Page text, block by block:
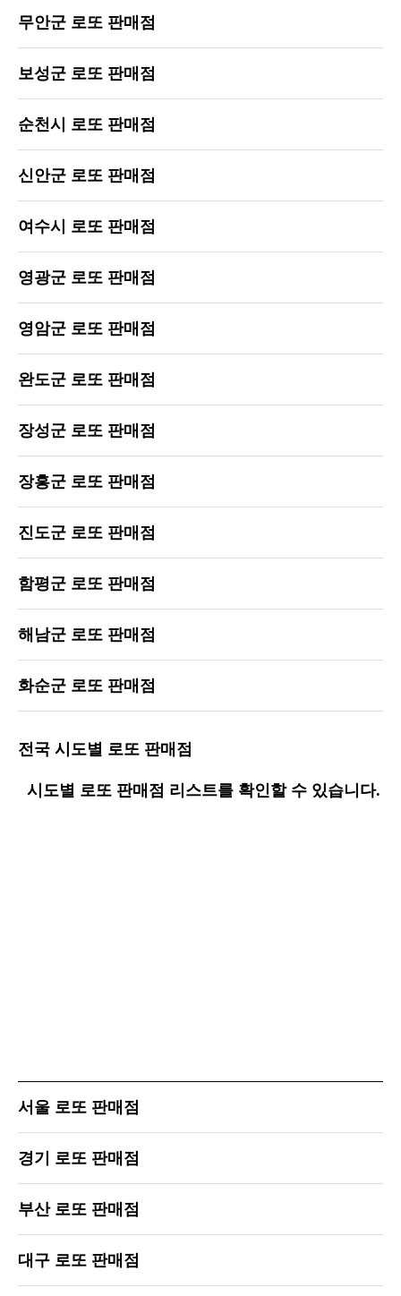
무안군 로또 판매점
보성군 로또 판매점
순천시 로또 판매점
신안군 로또 판매점
여수시 로또 판매점
영광군 로또 판매점
영암군 로또 판매점
완도군 로또 판매점
장성군 로또 판매점
장흥군 로또 판매점
진도군 로또 판매점
함평군 로또 판매점
해남군 로또 판매점
화순군 로또 판매점
전국 시도별 로또 판매점
시도별 로또 판매점 리스트를 확인할 수 있습니다.
서울 로또 판매점
경기 로또 판매점
부산 로또 판매점
대구 로또 판매점